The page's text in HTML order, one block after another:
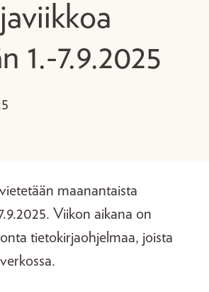
1.-7.9.2025
maanantaista
Viikon aikana on
tietokirjaohjelmaa, joista